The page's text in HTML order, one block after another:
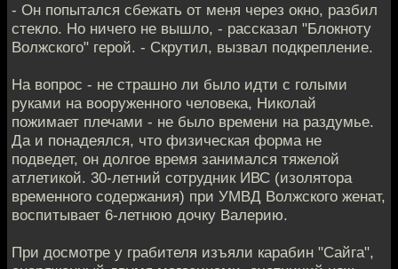
- Он попытался сбежать от меня через окно, разбил
стекло. Но ничего не вышло, - рассказал "Блокноту
Волжского" герой. - Скрутил, вызвал подкрепление.
На вопрос - не страшно ли было идти с голыми
руками на вооруженного человека, Николай
пожимает плечами - не было времени на раздумье.
Да и понадеялся, что физическая форма не
подведет, он долгое время занимался тяжелой
атлетикой. 30-летний сотрудник ИВС (изолятора
временного содержания) при УМВД Волжского женат,
воспитывает 6-летнюю дочку Валерию.
При досмотре у грабителя изъяли карабин "Сайга",